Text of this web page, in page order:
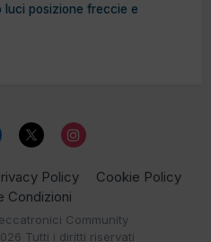
luci posizione freccie e
Policy
Cookie Policy
Condizioni
Community
Tutti i diritti riservati